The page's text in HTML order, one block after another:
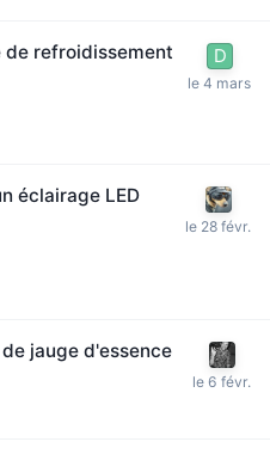
refroidissement
éclairage LED
jauge d'essence